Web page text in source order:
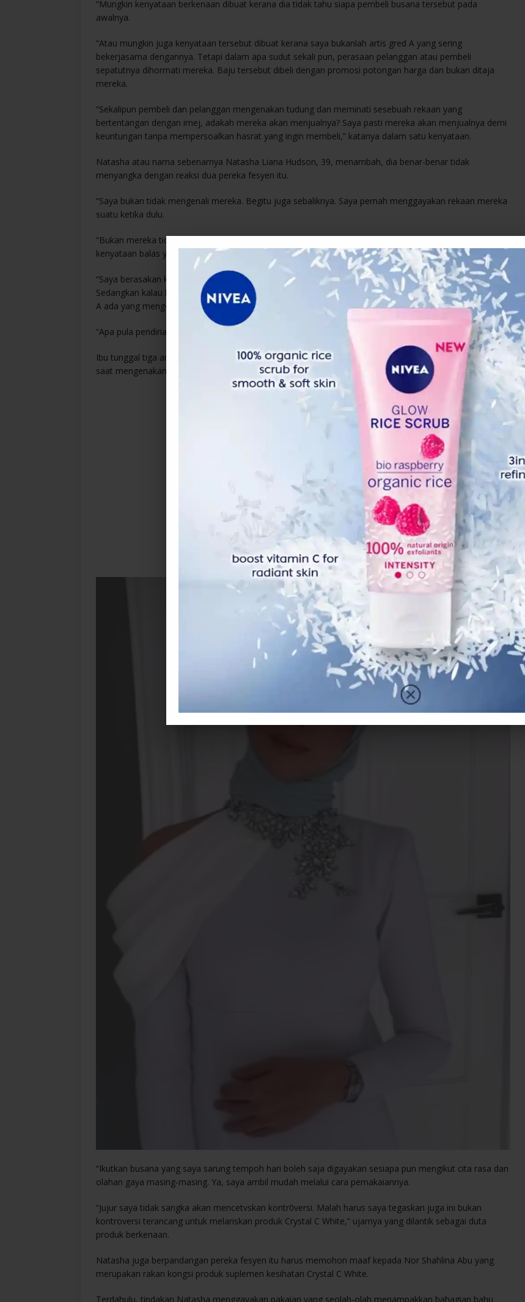
“Mungkin kenyataan berkenaan dibuat kerana dia tidak tahu siapa pembeli busana tersebut pada
awalnya.
“Atau mungkin juga kenyataan tersebut dibuat kerana saya bukanlah artis gred A yang sering
bekerjasama dengannya. Tetapi dalam apa sudut sekali pun, perasaan pelanggan atau pembeli
sepatutnya dihormati mereka. Baju tersebut dibeli dengan promosi potongan harga dan bukan ditaja
mereka.
“Sekalipun pembeli dan pelanggan mengenakan tudung dan meminati sesebuah rekaan yang
bertentangan dengan imej, adakah mereka akan menjualnya? Saya pasti mereka akan menjualnya demi
keuntungan tanpa mempersoalkan hasrat yang ingin membeli,” katanya dalam satu kenyataan.
Natasha atau nama sebenarnya Natasha Liana Hudson, 39, menambah, dia benar-benar tidak
menyangka dengan reaksi dua pereka fesyen itu.
“Saya bukan tidak mengenali mereka. Begitu juga sebaliknya. Saya pernah menggayakan rekaan mereka
suatu ketika dulu.
“Bukan mereka tidak boleh bertanya situasi sebenar atau selidik kepada saya sebelum mengeluarkan
kenyataan balas yang disifatkan seperti menghe-ntam.
“Saya berasakan komen mereka yang busana tersebut tidak sesuai untuk orang berhijab tidak tepat.
Sedangkan kalau kita lihat di internet, busana rekaan mereka sebelum ini untuk selebriti bertudung kelas
A ada yang mengenakan turban dan menampakkan leher ataupun menampakkan potongan badan.
“Apa pula pendirian mereka terhadap situasi sebegitu. Tepuk dada tanya hati,” katanya.
Ibu tunggal tiga anak yang popular menerusi filem Chermin itu bagaimanapun turut mengakui khilafnya
saat mengenakan busana berkenaan.
“Ikutkan busana yang saya sarung tempoh hari boleh saja digayakan sesiapa pun mengikut cita rasa dan
olahan gaya masing-masing. Ya, saya ambil mudah melalui cara pemakaiannya.
“Jujur saya tidak sangka akan mencetvskan kontr0versi. Malah harus saya tegaskan juga ini bukan
kontroversi terancang untuk melariskan produk Crystal C White,” ujarnya yang dilantik sebagai duta
produk berkenaan.
Natasha juga berpandangan pereka fesyen itu harus memohon maaf kepada Nor Shahlina Abu yang
merupakan rakan kongsi produk suplemen kesihatan Crystal C White.
Terdahulu, tindakan Natasha menggayakan pakaian yang seolah-olah menampakkan bahagian bahu